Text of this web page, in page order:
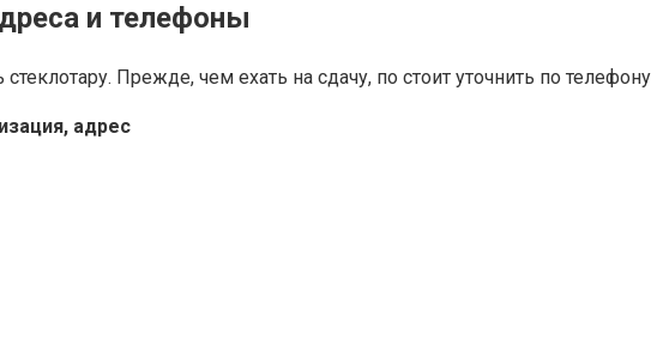
и телефоны
Прежде, чем ехать на сдачу, по стоит уточнить по
адрес